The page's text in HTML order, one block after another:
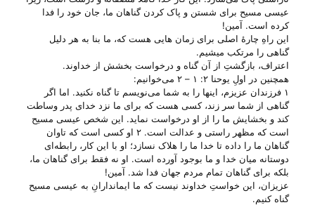
عیسی مسیح برای شستن و پاک کردن گناهان ما، جان خود را فدا
کرده است. آمین!
این راهِ چارهٔ اصلی برای زمان هایی هست که، ما بنا به هر دلیل
گناهی را مرتکب میشیم.
اعتراف، بازگشتِ از آن گناه و درخواست بخشش از خداوند.
همچنین در اولِ یوحنا ۲: ۱ – ۲ می‌‌خوانیم:
۱ فرزندان عزیزم، اینها را به شما می‌نویسم تا گناه نکنید. اما اگر
گناهی از شما سر زند، کسی هست که برای ما نزد خدای پدر وساطت
کند و بخشایش ما را از او درخواست نماید. این شخص عیسی مسیح
است که مظهر راستی و عدالت است. ۲ او کسی است که تاوان
گناهان ما را داده تا خدا ما را هلاک نسازد؛ او با این کار، رابطه‌ای
دوستانه میان خدا و ما بوجود آورده است. او نه فقط برای گناهان ما،
بلکه برای گناهان تمام مردم جهان فدا شد. آمین!
عزیزان، این خواستِ خداوند نیست که ما ایماندارانِ به عیسی مسیح
گناه کنیم.